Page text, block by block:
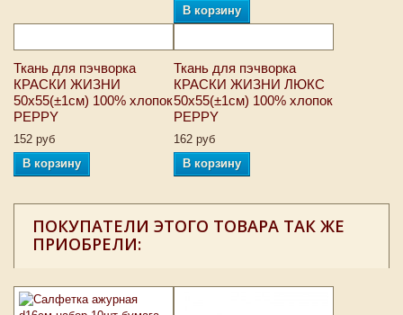
В корзину
Ткань для пэчворка
КРАСКИ ЖИЗНИ
50х55(±1см) 100% хлопок
PEPPY
152 руб
В корзину
Ткань для пэчворка
КРАСКИ ЖИЗНИ ЛЮКС
50х55(±1см) 100% хлопок
PEPPY
162 руб
В корзину
ПОКУПАТЕЛИ ЭТОГО ТОВАРА ТАК ЖЕ
ПРИОБРЕЛИ: